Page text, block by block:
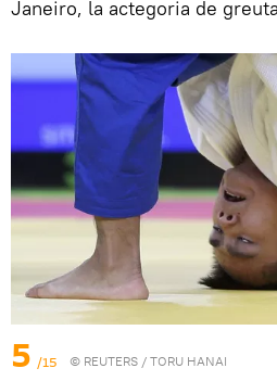
Janeiro, la actegoria de
5 /15 © REUTERS / TORU HANAI